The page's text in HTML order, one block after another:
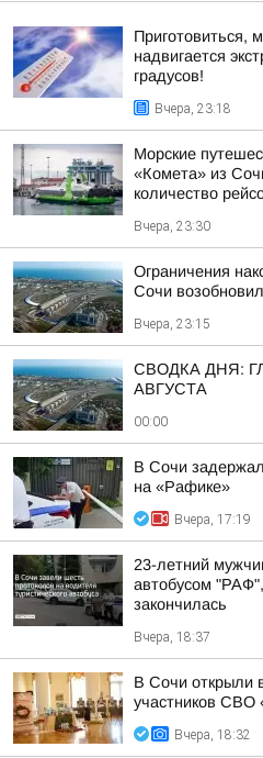
Приготовиться,
надвигается
градусов!
Вчера, 23:18
Морские
«Комета» из
количество
Вчера, 23:30
Ограничения
Сочи
Вчера, 23:15
СВОДКА ДНЯ:
АВГУСТА
00:00
В Сочи
на «Рафике»
Вчера, 17:19
23-летний
автобусом
закончилась
Вчера, 18:37
В Сочи открыли
участников СВО
Вчера, 18:32